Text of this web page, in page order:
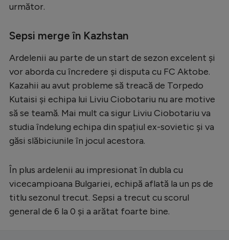
următor.
Sepsi merge în Kazhstan
Ardelenii au parte de un start de sezon excelent și
vor aborda cu încredere și disputa cu FC Aktobe.
Kazahii au avut probleme să treacă de Torpedo
Kutaisi și echipa lui Liviu Ciobotariu nu are motive
să se teamă. Mai mult ca sigur Liviu Ciobotariu va
studia îndelung echipa din spațiul ex-sovietic și va
găsi slăbiciunile în jocul acestora.
În plus ardelenii au impresionat în dubla cu
vicecampioana Bulgariei, echipă aflată la un ps de
titlu sezonul trecut. Sepsi a trecut cu scorul
general de 6 la 0 și a arătat foarte bine.